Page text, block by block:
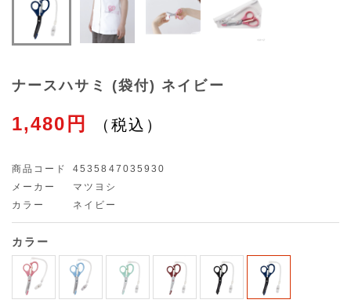
ナースハサミ (袋付) ネイビー
1,480円
商品コード
4535847035930
メーカー
マツヨシ
カラー
ネイビー
カラー